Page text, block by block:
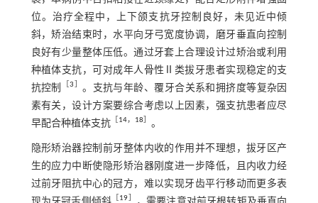
位。治疗全程中，上下颌支抗牙控制良好，未见近中倾
斜，矫治结束时，水平向牙弓宽度协调，磨牙垂直向控制
良好有少量整体压低。通过牙套上合理设计过矫治或利用
种植体支抗，可对成年人骨性Ⅱ类拔牙患者实现稳定的支
抗控制
［3］ 。支抗与年龄、覆牙合关系和拥挤度等复杂因
素有关，设计方案要综合考虑以上因素，强支抗患者应尽
早配合种植体支抗［14， 18］ 。
隐形矫治器控制前牙整体内收的作用并不理想，拔牙区产
生的应力中断使隐形矫治器刚度进一步降低，且内收力经
过前牙阻抗中心的冠方，难以实现牙齿平行移动而更多表
［19］